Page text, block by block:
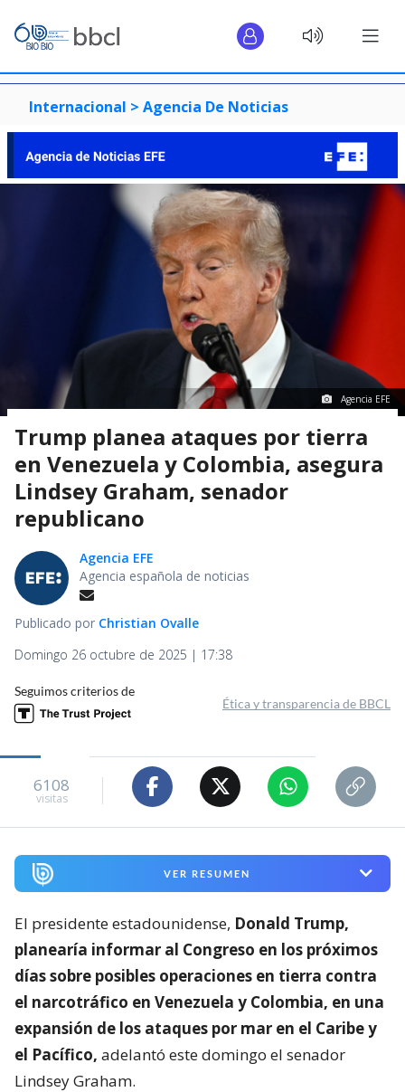
Internacional > Agencia De Noticias
Agencia EFE
Trump planea ataques por tierra
en Venezuela y Colombia, asegura
Lindsey Graham, senador
republicano
Agencia EFE
Agencia española de noticias
Publicado por Christian Ovalle
Domingo 26 octubre de 2025 | 17:38
Seguimos criterios de
Ética y transparencia de BBCL
6108
visitas
VER RESUMEN
El presidente estadounidense, Donald Trump,
planearía informar al Congreso en los próximos
días sobre posibles operaciones en tierra contra
el narcotráfico en Venezuela y Colombia, en una
expansión de los ataques por mar en el Caribe y
el Pacífico, adelantó este domingo el senador
Lindsey Graham.